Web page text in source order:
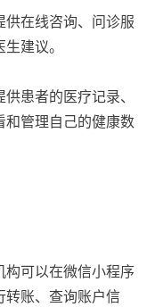
供在线咨询、问诊服
建议。
患者的医疗记录、
和管理自己的健康数
构可以在微信小程序
转账、查询账户信